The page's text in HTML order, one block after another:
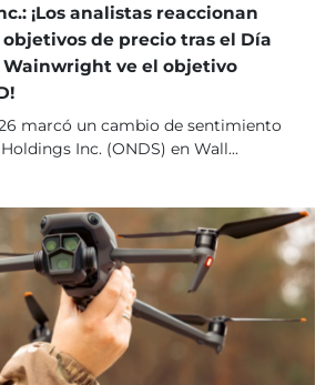
¡Los analistas reaccionan
de precio tras el Día
Wainwright ve el objetivo
marcó un cambio de sentimiento
Inc. (ONDS) en Wall...